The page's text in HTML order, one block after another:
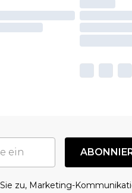
zu, Marketing-